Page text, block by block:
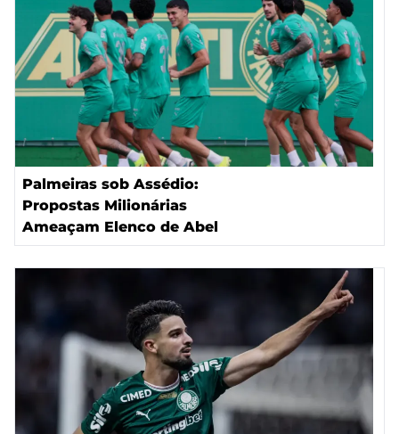
Palmeiras sob Assédio:
Propostas Milionárias
Ameaçam Elenco de Abel